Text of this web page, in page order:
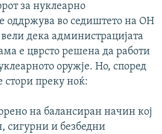
за нуклеарно
оддржува во седиштето на ОН
дека администрацијата
е цврсто решена да работи
оружје. Но, според
стори преку ноќ:
на балансиран начин кој
сигурни и безбедни